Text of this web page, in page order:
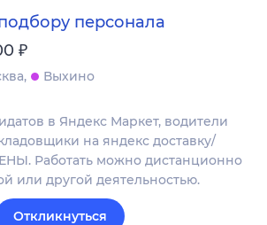
персонала
₽
Выхино
в Яндекс Маркет, водители
на яндекс доставку/
Работать можно дистанционно
или другой деятельностью.
Откликнуться